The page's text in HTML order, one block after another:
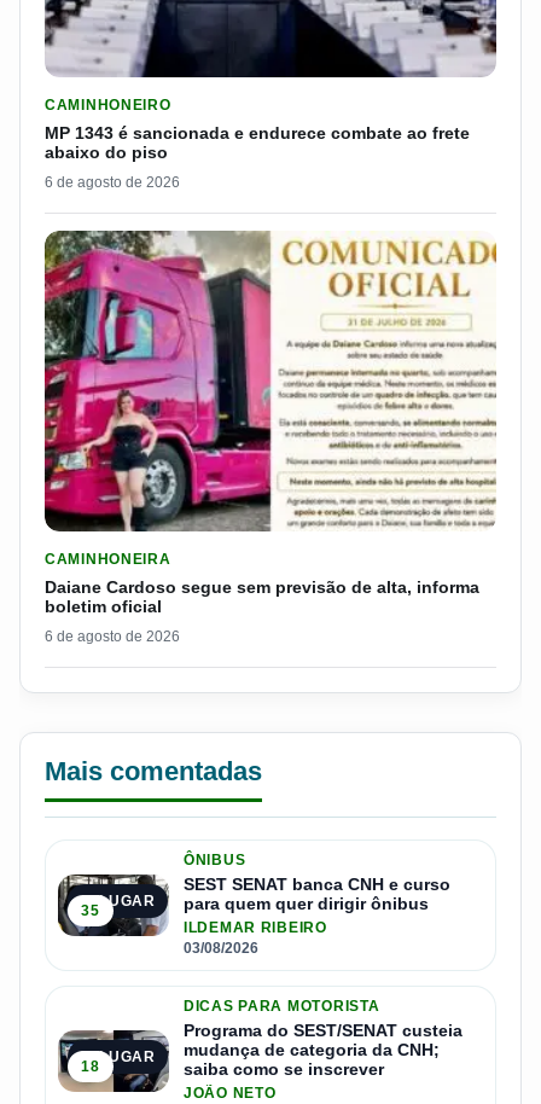
CAMINHONEIRO
MP 1343 é sancionada e endurece combate ao frete
abaixo do piso
6 de agosto de 2026
CAMINHONEIRA
Daiane Cardoso segue sem previsão de alta, informa
boletim oficial
6 de agosto de 2026
Mais comentadas
1º LUGAR
35
ÔNIBUS
SEST SENAT banca CNH e curso
para quem quer dirigir ônibus
ILDEMAR RIBEIRO
03/08/2026
2º LUGAR
18
DICAS PARA MOTORISTA
Programa do SEST/SENAT custeia
mudança de categoria da CNH;
saiba como se inscrever
JOÃO NETO